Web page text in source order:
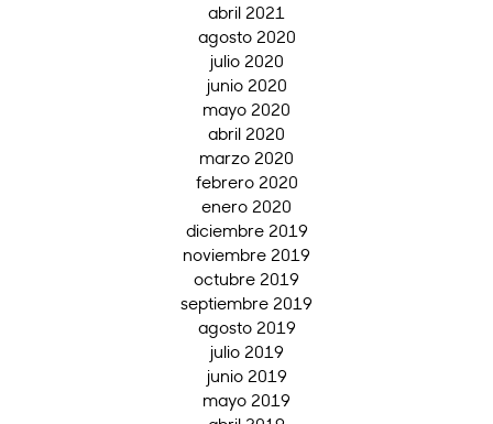
abril 2021
agosto 2020
julio 2020
junio 2020
mayo 2020
abril 2020
marzo 2020
febrero 2020
enero 2020
diciembre 2019
noviembre 2019
octubre 2019
septiembre 2019
agosto 2019
julio 2019
junio 2019
mayo 2019